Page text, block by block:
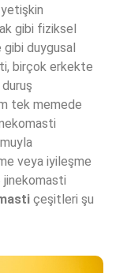
gibi fiziksel
duygusal
birçok erkekte
tek memede
veya iyileşme
jinekomasti
çeşitleri şu